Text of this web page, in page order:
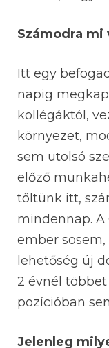
Számodra
Itt egy
napig
kollégáktól,
környezet,
sem utolsó
előző
töltünk itt,
mindennap.
ember
lehetőség új
2 évnél
pozícióban
Jelenleg